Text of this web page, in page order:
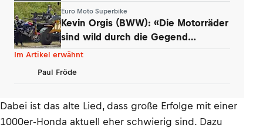
Euro Moto Superbike
Kevin Orgis (BWW): «Die Motorräder
sind wild durch die Gegend
geflogen»
Im Artikel erwähnt
Paul Fröde
Dabei ist das alte Lied, dass große Erfolge mit einer
1000er-Honda aktuell eher schwierig sind. Dazu